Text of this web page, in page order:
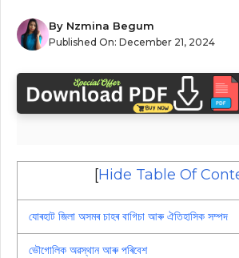
By Nzmina Begum
Published On: December 21, 2024
[Hide Table Of
যোৰহাট জিলা অসমৰ চাহৰ বাগিচা আৰু ঐতিহাসিক সম্পদ
ভৌগোলিক অৱস্থান আৰু পৰিবেশ